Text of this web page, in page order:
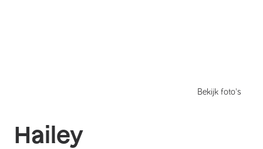
Bekijk foto's
Hailey